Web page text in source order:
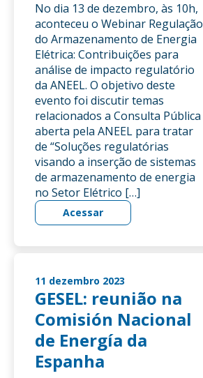
No dia 13 de dezembro, às 10h,
aconteceu o Webinar Regulação
do Armazenamento de Energia
Elétrica: Contribuições para
análise de impacto regulatório
da ANEEL. O objetivo deste
evento foi discutir temas
relacionados a Consulta Pública
aberta pela ANEEL para tratar
de “Soluções regulatórias
visando a inserção de sistemas
de armazenamento de energia
no Setor Elétrico […]
Acessar
11 dezembro 2023
GESEL: reunião na
Comisión Nacional
de Energía da
Espanha